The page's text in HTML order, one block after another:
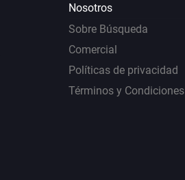
Nosotros
Sobre Búsqueda
Comercial
Políticas de privacidad
Términos y Condiciones